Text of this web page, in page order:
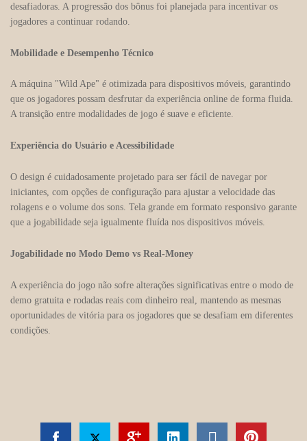
desafiadoras. A progressão dos bônus foi planejada para incentivar os
jogadores a continuar rodando.
Mobilidade e Desempenho Técnico
A máquina "Wild Ape" é otimizada para dispositivos móveis, garantindo
que os jogadores possam desfrutar da experiência online de forma fluida.
A transição entre modalidades de jogo é suave e eficiente.
Experiência do Usuário e Acessibilidade
O design é cuidadosamente projetado para ser fácil de navegar por
iniciantes, com opções de configuração para ajustar a velocidade das
rolagens e o volume dos sons. Tela grande em formato responsivo garante
que a jogabilidade seja igualmente fluída nos dispositivos móveis.
Jogabilidade no Modo Demo vs Real-Money
A experiência do jogo não sofre alterações significativas entre o modo de
demo gratuita e rodadas reais com dinheiro real, mantendo as mesmas
oportunidades de vitória para os jogadores que se desafiam em diferentes
condições.